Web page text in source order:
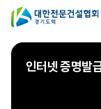
회원사를 가족
대한전
인터넷 증명발